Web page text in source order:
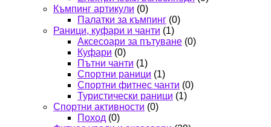
Къмпинг артикули (0)
Палатки за къмпинг (0)
Раници, куфари и чанти (1)
Аксесоари за пътуване (0)
Куфари (0)
Пътни чанти (1)
Спортни раници (1)
Спортни фитнес чанти (0)
Туристически раници (1)
Спортни активности (0)
Поход (0)